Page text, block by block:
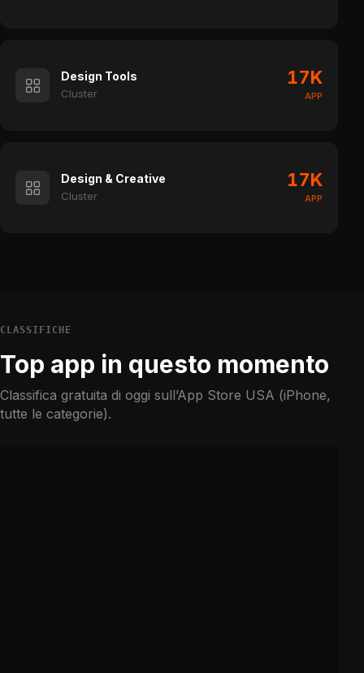
Design Tools
Cluster
17K
APP
Design & Creative
Cluster
17K
APP
CLASSIFICHE
Top app in questo momento
Classifica gratuita di oggi sull’App Store USA (iPhone,
tutte le categorie).